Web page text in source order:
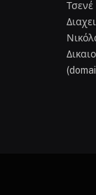
Τσενέ